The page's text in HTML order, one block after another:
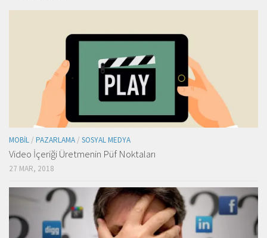
MOBIL / PAZARLAMA / SOSYAL MEDYA
Video İçeriği Üretmenin Püf Noktaları
27 MAR, 2018